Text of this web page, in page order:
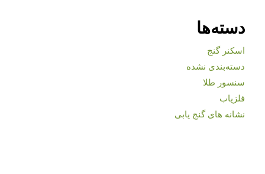
دسته‌ها
اسکنر گنج
دسته‌بندی نشده
سنسور طلا
فلزیاب
نشانه های گنج یابی